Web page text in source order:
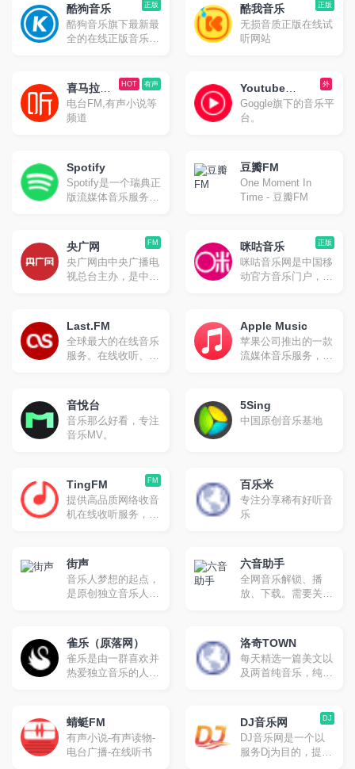
正版
酷狗音乐
酷狗音乐旗下最新最
全的在线正版音乐网
正版
酷我音乐
无损音质正版在线试
听网站
有声
HOT
喜马拉雅
FM
电台FM,有声小说等
频道
外
Youtube
Music
Goggle旗下的音乐平
台。
Spotify
Spotify是一个瑞典正
版流媒体音乐服务平
10月在瑞典首都斯德
哥尔摩正式上线。
Spotify提供免费和付
费两种服务，除音乐
豆瓣FM
One Moment In
Time - 豆瓣FM
FM
央广网
央广网由中央广播电
视总台主办，是中央
名，以音频收听为特
色，将打造为新闻门
户，成为优势突出、
特色鲜明的多媒体集
正版
咪咕音乐
咪咕音乐网是中国移
动官方音乐门户，旨
订购、歌曲下载、铃
音管理、音乐电台、
音乐视频等一站式音
乐互动体验。
Last.FM
全球最大的在线音乐
服务。在线收听、进
荐。
Apple Music
苹果公司推出的一款
流媒体音乐服务，于
音悅台
音乐那么好看，专注
音乐MV。
5Sing
中国原创音乐基地
FM
TingFM
提供高品质网络收音
机在线收听服务，无
听广播。网站全面汇
集整理国内外主流电
台流媒体播放地址，
方便广大广播爱好者
百乐米
专注分享稀有好听音
乐
街声
音乐人梦想的起点，
是原创独立音乐人扎
乐产业的权威人士每
天聆听新作，在站内
站外进行推荐，并且
具有准确的排行榜机
与创作者之间更多相
遇的机会。
六音助手
全网音乐解锁、播
放、下载。需要关注
雀乐（原落网）
雀乐是由一群喜欢并
热爱独立音乐的人共
的独立音乐。我们秉
着音乐里独立自主的
精神表达内核，希望
把雀乐建设成为泛华
洛奇TOWN
每天精选一篇美文以
及两首纯音乐，纯音
小清新等
蜻蜓FM
有声小说-有声读物-
电台广播-在线听书
DJ
DJ音乐网
DJ音乐网是一个以
服务Dj为目的，提供